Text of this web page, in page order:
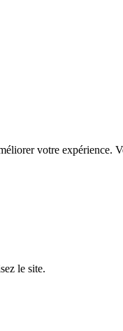
votre expérience.
le site.